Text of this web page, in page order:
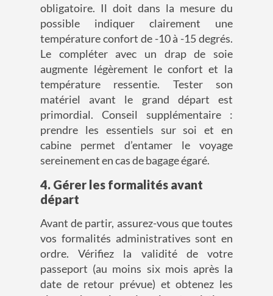
obligatoire. Il doit dans la mesure du
possible indiquer clairement une
température confort de -10à -15 degrés.
Le compléter avec un drap de soie
augmente légèrement le confort et la
température ressentie. Tester son
matériel avant le grand départ est
primordial. Conseil supplémentaire :
prendre les essentiels sur soi et en
cabine permet d’entamer le voyage
sereinement en cas de bagage égaré.
4. Gérer les formalités avant
départ
Avant de partir, assurez-vous que toutes
vos formalités administratives sont en
ordre. Vérifiez la validité de votre
passeport (au moins six mois après la
date de retour prévue) et obtenez les